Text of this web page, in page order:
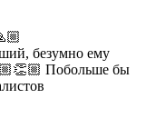
безумно ему
Побольше бы